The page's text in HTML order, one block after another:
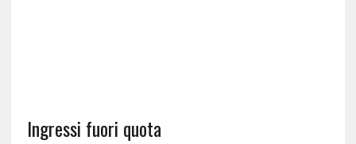
Ingressi fuori quota